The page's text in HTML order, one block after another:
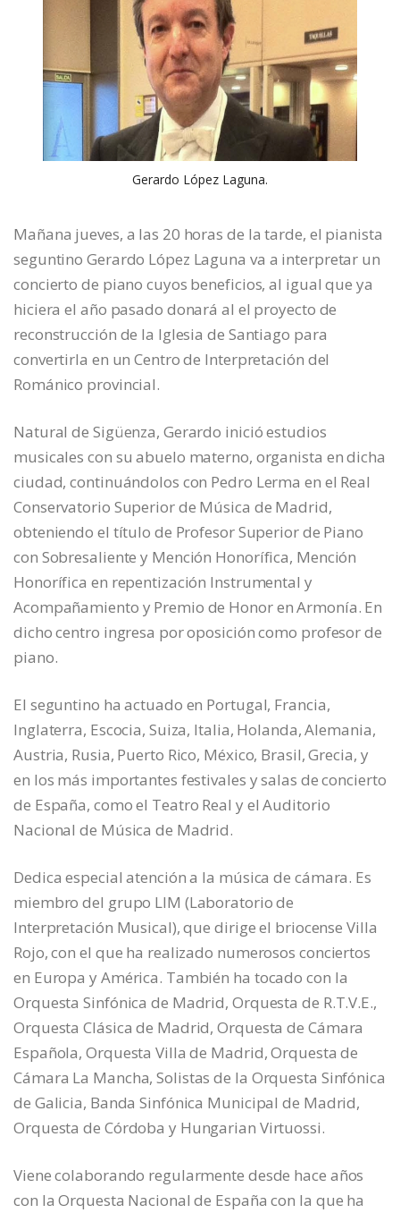
Gerardo López Laguna.
Mañana jueves, a las 20 horas de la tarde, el pianista
seguntino Gerardo López Laguna va a interpretar un
concierto de piano cuyos beneficios, al igual que ya
hiciera el año pasado donará al el proyecto de
reconstrucción de la Iglesia de Santiago para
convertirla en un Centro de Interpretación del
Románico provincial.
Natural de Sigüenza, Gerardo inició estudios
musicales con su abuelo materno, organista en dicha
ciudad, continuándolos con Pedro Lerma en el Real
Conservatorio Superior de Música de Madrid,
obteniendo el título de Profesor Superior de Piano
con Sobresaliente y Mención Honorífica, Mención
Honorífica en repentización Instrumental y
Acompañamiento y Premio de Honor en Armonía. En
dicho centro ingresa por oposición como profesor de
piano.
El seguntino ha actuado en Portugal, Francia,
Inglaterra, Escocia, Suiza, Italia, Holanda, Alemania,
Austria, Rusia, Puerto Rico, México, Brasil, Grecia, y
en los más importantes festivales y salas de concierto
de España, como el Teatro Real y el Auditorio
Nacional de Música de Madrid.
Dedica especial atención a la música de cámara. Es
miembro del grupo LIM (Laboratorio de
Interpretación Musical), que dirige el briocense Villa
Rojo, con el que ha realizado numerosos conciertos
en Europa y América. También ha tocado con la
Orquesta Sinfónica de Madrid, Orquesta de R.T.V.E.,
Orquesta Clásica de Madrid, Orquesta de Cámara
Española, Orquesta Villa de Madrid, Orquesta de
Cámara La Mancha, Solistas de la Orquesta Sinfónica
de Galicia, Banda Sinfónica Municipal de Madrid,
Orquesta de Córdoba y Hungarian Virtuossi.
Viene colaborando regularmente desde hace años
con la Orquesta Nacional de España con la que ha